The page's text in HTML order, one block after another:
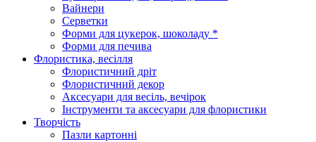
Вайнери
Серветки
Форми для цукерок, шоколаду *
Форми для печива
Флористика, весілля
Флористичний дріт
Флористичний декор
Аксесуари для весіль, вечірок
Інструменти та аксесуари для флористики
Творчість
Пазли картонні